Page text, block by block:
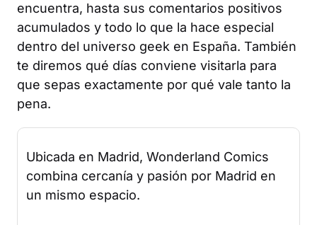
encuentra, hasta sus comentarios positivos
acumulados y todo lo que la hace especial
dentro del universo geek en España. También
te diremos qué días conviene visitarla para
que sepas exactamente por qué vale tanto la
pena.
Ubicada en Madrid, Wonderland Comics
combina cercanía y pasión por Madrid en
un mismo espacio.